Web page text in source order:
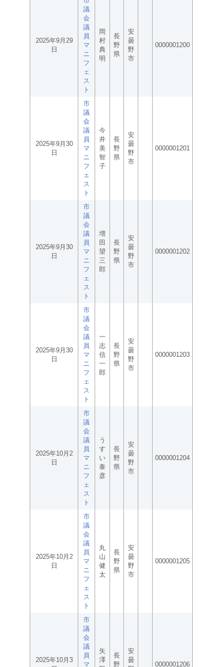
2025年9月29
日
議
会
議
員
マ
ニ
フ
ェ
ス
ト
岡
村
典
明
長
野
県
安
曇
野
市
0000001200
2025年9月30
日
市
議
会
議
員
マ
ニ
フ
ェ
ス
ト
今
井
美
智
子
長
野
県
安
曇
野
市
0000001201
2025年9月30
日
市
議
会
議
員
マ
ニ
フ
ェ
ス
ト
増
田
望
三
郎
長
野
県
安
曇
野
市
0000001202
2025年9月30
日
市
議
会
議
員
マ
ニ
フ
ェ
ス
ト
一
志
信
一
郎
長
野
県
安
曇
野
市
0000001203
2025年10月2
日
市
議
会
議
員
マ
ニ
フ
ェ
ス
ト
う
す
い
泰
彦
長
野
県
安
曇
野
市
0000001204
2025年10月2
日
市
議
会
議
員
マ
ニ
フ
ェ
ス
ト
丸
山
健
太
長
野
県
安
曇
野
市
0000001205
2025年10月3
市
議
会
議
員
マ
矢
澤
長
野
安
曇
0000001206